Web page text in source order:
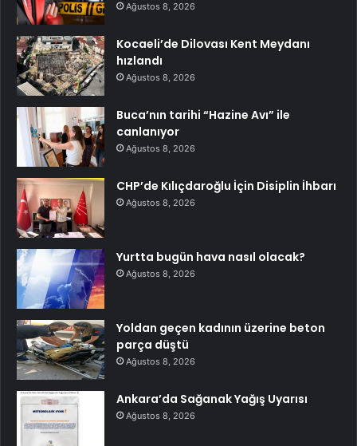
Ağustos 8, 2026
Kocaeli’de Dilovası Kent Meydanı
hızlandı
Ağustos 8, 2026
Buca’nın tarihi “Hazine Avı” ile
canlanıyor
Ağustos 8, 2026
CHP’de Kılıçdaroğlu İçin Disiplin İhbarı
Ağustos 8, 2026
Yurtta bugün hava nasıl olacak?
Ağustos 8, 2026
Yoldan geçen kadının üzerine beton
parça düştü
Ağustos 8, 2026
Ankara’da Sağanak Yağış Uyarısı
Ağustos 8, 2026